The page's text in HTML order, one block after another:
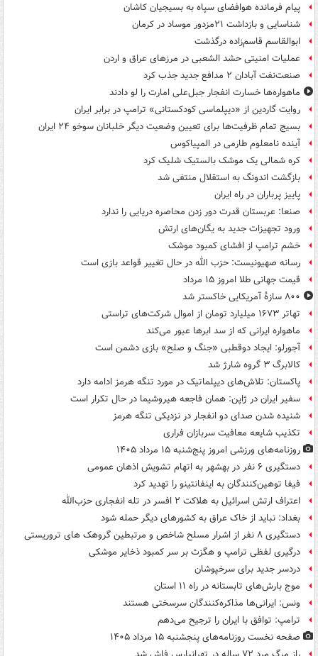
پیام فرمانده هوافضای سپاه به بسیجیان کاشان
شناسایی و بازداشت ۲۱مزدور موساد در کرمان
ابوالقاسم قاسم‌زاده درگذشت
عملیات امنیتی حشد الشعبی در مرزهای عراق و اردن
صنعت‌نفت آبادان ۲ مدافع جدید جذب کرد
ماهواره‌ها خسارت انفجار جبل‌علی امارت را لو دادند
روایت گاردین از «دیپلماسی کودکستانی» ترامپ در برابر ایران
بسیج تمام ظرفیت‌ها برای تعیین وضعیت دیگر خلبانان سوخو ۲۴ ایران
آینده نامعلوم طارمی در المپیاکوس
کره شمالی یک موشک بالستیک شلیک کرد
بازگشت اندونگ به استقلال منتفی شد
پاییز پرباران در راه ایران
صنعا: عربستان قدرت دور زدن محاصره دریایی را ندارد
ورود تجهیزات جدید به یگان‌های ارتش
خشم ترامپ از افشای کمبود موشک
رسانه صهیونیست: حزب الله در حال تغییر قواعد بازی است
قیمت جهانی طلا امروز ۱۵ مرداد
۸۰۰ سازۀ آمریکایی خاکستر شد
تهاتر ۱۶۷۳ میلیارد تومان از اموال شرکت‌های تراستی
ماهواره ایرانی که از سد ابرها عبور می‌کند
آجورلو: ایجاد دوقطبی «جنگ و صلح‌» بازی دشمن است
کالابرگ ۳ گروه شارژ شد
پاکستان: تلاش‌های دیپلماتیک در مورد تنگه هرمز ادامه دارد
سفیر ایران در ژاپن: همان فاجعه هیروشیما در حال تکرار است
شنیده شدن صدای دو انفجار در نزدیکی تنگه هرمز
تکذیب شایعه معافیت سربازان فراری
روزنامه‌های ورزشی امروز پنج‌شنبه ۱۵ مرداد ۱۴۰۵
دستگیری ۶ نفر در بهشهر به اتهام تشویش اذهان عمومی
فیفا توهین‌کنندگان به اینفانتینو را تهدید کرد
اعتراف ارتش اسرائیل به هلاکت ۲ افسر در تله انفجاری حزب‌الله
بغداد: نباید از خاک عراق به کشورهای دیگر حمله شود
دستگیری ۸ نفر از اشرار مسلح شاخص و مرتبطین گروهک های تروریستی
درگیری لفظی ترامپ و هگزث بر سر کمبود ذخایر موشکی
دردسر جدید برای سرخپوشان
موج بارش‌های تابستانه در راه ۱۱ استان
ونس: ایرانی‌ها مذاکره‌کنندگان سرسختی هستند
ترامپ: توافق با ایران را ترجیح می‌دهم
صفحه نخست روزنامه‌های پنجشنبه ۱۵ مرداد ۱۴۰۵